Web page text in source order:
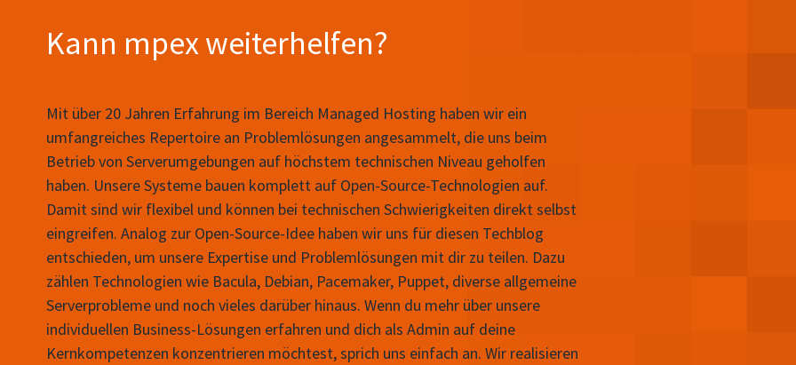
Kann mpex weiterhelfen?
Mit über 20 Jahren Erfahrung im Bereich Managed Hosting haben wir ein
umfangreiches Repertoire an Problemlösungen angesammelt, die uns beim
Betrieb von Serverumgebungen auf höchstem technischen Niveau geholfen
haben. Unsere Systeme bauen komplett auf Open-Source-Technologien auf.
Damit sind wir flexibel und können bei technischen Schwierigkeiten direkt selbst
eingreifen. Analog zur Open-Source-Idee haben wir uns für diesen Techblog
entschieden, um unsere Expertise und Problemlösungen mit dir zu teilen. Dazu
zählen Technologien wie Bacula, Debian, Pacemaker, Puppet, diverse allgemeine
Serverprobleme und noch vieles darüber hinaus. Wenn du mehr über unsere
individuellen Business-Lösungen erfahren und dich als Admin auf deine
Kernkompetenzen konzentrieren möchtest, sprich uns einfach an. Wir realisieren